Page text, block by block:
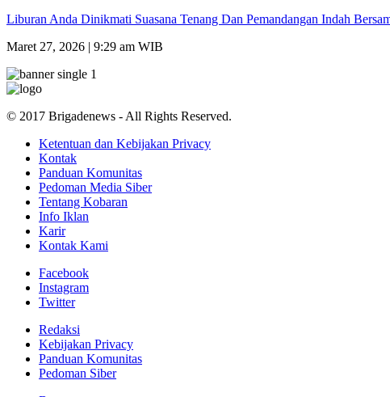
Liburan Anda Dinikmati Suasana Tenang Dan Pemandangan Indah
Maret 27, 2026 | 9:29 am WIB
© 2017 Brigadenews - All Rights Reserved.
Ketentuan dan Kebijakan Privacy
Kontak
Panduan Komunitas
Pedoman Media Siber
Tentang Kobaran
Info Iklan
Karir
Kontak Kami
Facebook
Instagram
Twitter
Redaksi
Kebijakan Privacy
Panduan Komunitas
Pedoman Siber